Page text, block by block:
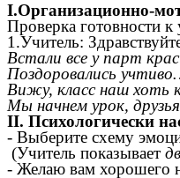
I.Организационно-
Проверка готовности
1.Учитель:
Встали все у парт
Поздоровались
Вижу, класс наш хоть
Мы начнем урок,
II. Психологически
- Выберите схему
(Учитель показывает
- Желаю вам хорошего